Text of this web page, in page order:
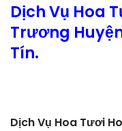
Dịch Vụ Hoa
Trương
Tín.
Dịch Vụ Hoa Tươi